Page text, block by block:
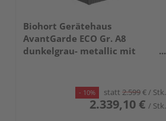
Biohort Gerätehaus
AvantGarde ECO Gr. A8
dunkelgrau- metallic mit
- 10% statt 2.599€/ Stk.
2.339,10 € / Stk.